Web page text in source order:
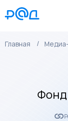
Главная
Фонд